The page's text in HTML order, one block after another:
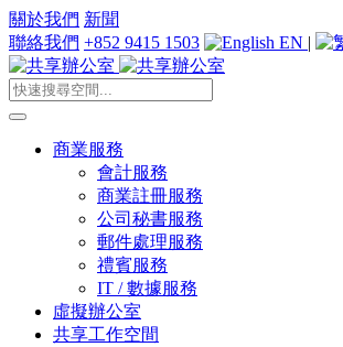
關於我們 新聞
聯絡我們 +852 9415 1503 EN |
商業服務
會計服務
商業註冊服務
公司秘書服務
郵件處理服務
禮賓服務
IT / 數據服務
虛擬辦公室
共享工作空間